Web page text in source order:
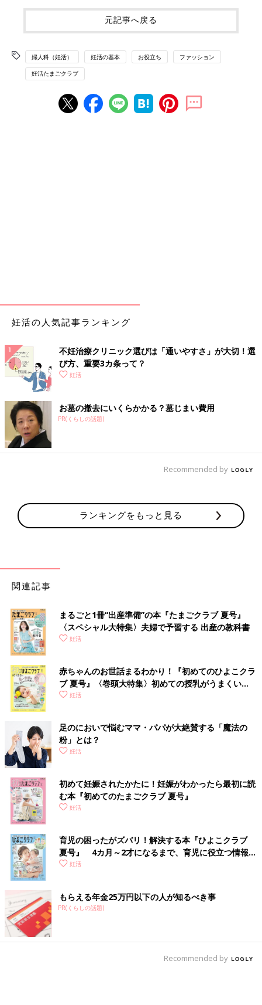
元記事へ戻る
婦人科（妊活） 妊活の基本 お役立ち ファッション
妊活たまごクラブ
妊活の人気記事ランキング
不妊治療クリニック選びは「通いやすさ」が大切！選
び方、重要3カ条って？
妊活
お墓の撤去にいくらかかる？墓じまい費用
PR(くらしの話題)
Recommended by
ランキングをもっと見る
関連記事
まるごと1冊“出産準備”の本『たまごクラブ 夏号』
〈スペシャル大特集〉夫婦で予習する 出産の教科書
妊活
赤ちゃんのお世話まるわかり！『初めてのひよこクラ
ブ 夏号』〈巻頭大特集〉初めての授乳がうまくい
く！ おっぱい・ミルクの基本と夏のトラブル 解決テ
妊活
足のにおいで悩むママ・パパが大絶賛する「魔法の
粉」とは？
妊活
初めて妊娠されたかたに！妊娠がわかったら最初に読
む本『初めてのたまごクラブ 夏号』
妊活
育児の困ったがズバリ！解決する本『ひよこクラブ
夏号』 4カ月～2才になるまで、育児に役立つ情報が
いっぱい！
妊活
もらえる年金25万円以下の人が知るべき事
PR(くらしの話題)
Recommended by